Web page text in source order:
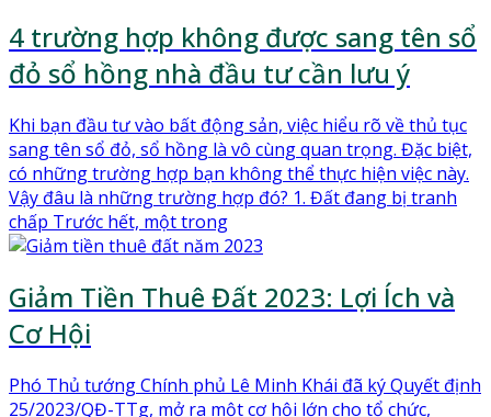
4 trường hợp không được sang tên sổ
đỏ sổ hồng nhà đầu tư cần lưu ý
Khi bạn đầu tư vào bất động sản, việc hiểu rõ về thủ tục
sang tên sổ đỏ, sổ hồng là vô cùng quan trọng. Đặc biệt,
có những trường hợp bạn không thể thực hiện việc này.
Vậy đâu là những trường hợp đó? 1. Đất đang bị tranh
chấp Trước hết, một trong
Giảm Tiền Thuê Đất 2023: Lợi Ích và
Cơ Hội
Phó Thủ tướng Chính phủ Lê Minh Khái đã ký Quyết định
25/2023/QĐ-TTg, mở ra một cơ hội lớn cho tổ chức,